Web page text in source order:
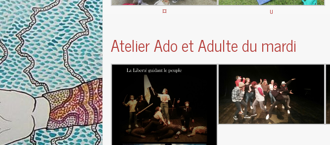
¤ u
Atelier Ado et Adulte du mardi